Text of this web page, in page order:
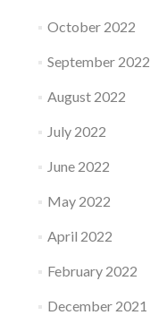
October 2022
September 2022
August 2022
July 2022
June 2022
May 2022
April 2022
February 2022
December 2021